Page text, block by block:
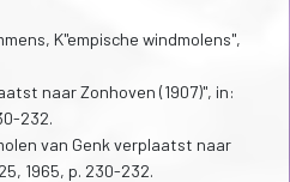
K"empische windmolens",
naar Zonhoven (1907)", in:
232.
van Genk verplaatst naar
1965, p. 230-232.